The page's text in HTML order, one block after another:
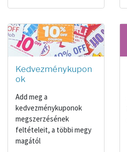
Kedvezménykupon
ok
Add meg a
kedvezménykuponok
megszerzésének
feltételeit, a többi megy
magától